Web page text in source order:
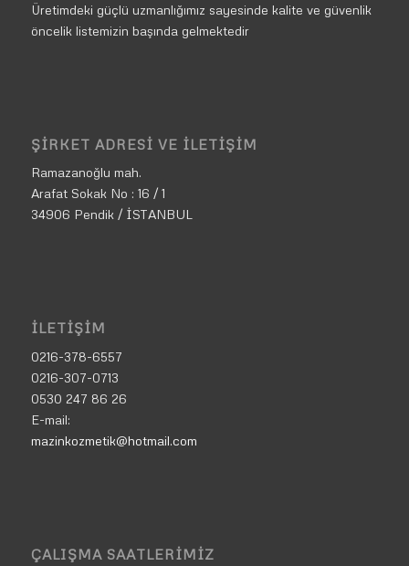
Üretimdeki güçlü uzmanlığımız sayesinde kalite ve güvenlik
öncelik listemizin başında gelmektedir
ŞIRKET ADRESI VE İLETIŞIM
Ramazanoğlu mah.
Arafat Sokak No : 16 / 1
34906 Pendik / İSTANBUL
İLETIŞIM
0216-378-6557
0216-307-0713
0530 247 86 26
E-mail:
mazinkozmetik@hotmail.com
ÇALIŞMA SAATLERIMIZ